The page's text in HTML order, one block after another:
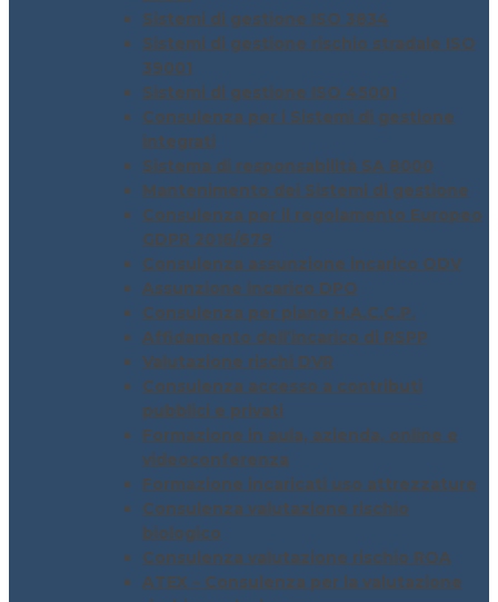
Sistemi di gestione ISO 3834
Sistemi di gestione rischio stradale ISO
39001
Sistemi di gestione ISO 45001
Consulenza per i Sistemi di gestione
integrati
Sistema di responsabilità SA 8000
Mantenimento dei Sistemi di gestione
Consulenza per il regolamento Europeo
GDPR 2016/679
Consulenza assunzione incarico ODV
Assunzione incarico DPO
Consulenza per piano H.A.C.C.P.
Affidamento dell’incarico di RSPP
Valutazione rischi DVR
Consulenza accesso a contributi
pubblici e privati
Formazione in aula, azienda, online e
videoconferenza
Formazione incaricati uso attrezzature
Consulenza valutazione rischio
biologico
Consulenza valutazione rischio ROA
ATEX – Consulenza per la valutazione